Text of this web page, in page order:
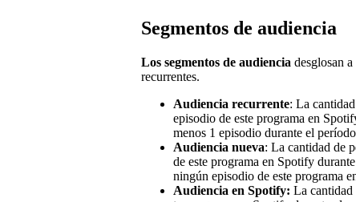
Segmentos de audiencia
Los segmentos de audiencia desglosan
recurrentes.
Audiencia recurrente: La
episodio de este programa en
menos 1 episodio durante el
Audiencia nueva: La cantidad de
de este programa en Spotify
ningún episodio de este programa
Audiencia en Spotify: La cantidad